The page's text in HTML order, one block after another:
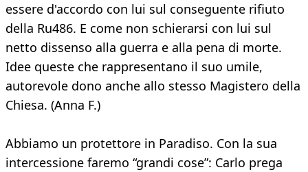
essere d'accordo con lui sul conseguente rifiuto
della Ru486. E come non schierarsi con lui sul
netto dissenso alla guerra e alla pena di morte.
Idee queste che rappresentano il suo umile,
autorevole dono anche allo stesso Magistero della
Chiesa. (Anna F.)
Abbiamo un protettore in Paradiso. Con la sua
intercessione faremo “grandi cose”: Carlo prega